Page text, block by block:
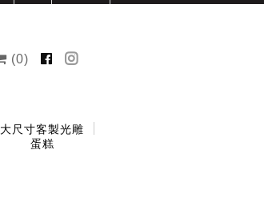
(0)
大尺寸客製光雕
蛋糕